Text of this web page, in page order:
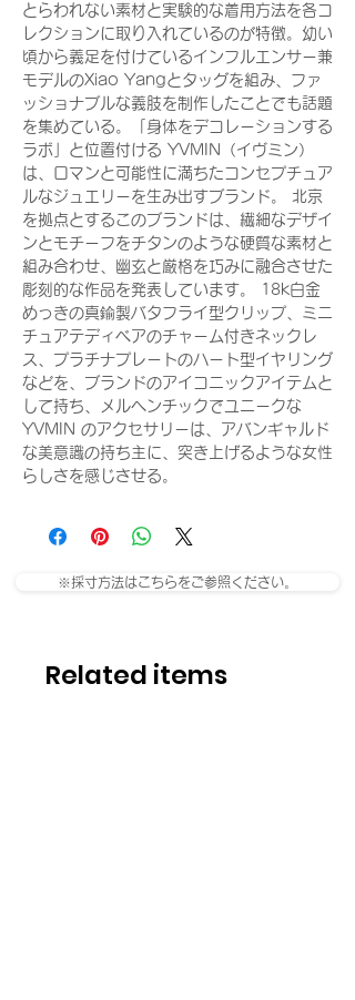
とらわれない素材と実験的な着用方法を各コ
レクションに取り入れているのが特徴。幼い
頃から義足を付けているインフルエンサー兼
モデルのXiao Yangとタッグを組み、ファ
ッショナブルな義肢を制作したことでも話題
を集めている。「身体をデコレーションする
ラボ」と位置付ける YVMIN（イヴミン）
は、ロマンと可能性に満ちたコンセプチュア
ルなジュエリーを生み出すブランド。 北京
を拠点とするこのブランドは、繊細なデザイ
ンとモチーフをチタンのような硬質な素材と
組み合わせ、幽玄と厳格を巧みに融合させた
彫刻的な作品を発表しています。 18k白金
めっきの真鍮製バタフライ型クリップ、ミニ
チュアテディベアのチャーム付きネックレ
ス、プラチナプレートのハート型イヤリング
などを、ブランドのアイコニックアイテムと
して持ち、メルヘンチックでユニークな
YVMIN のアクセサリーは、アバンギャルド
な美意識の持ち主に、突き上げるような女性
らしさを感じさせる。
※採寸方法はこちらをご参照ください。
Related items